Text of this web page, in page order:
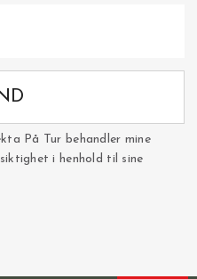
På Tur behandler mine
i henhold til sine